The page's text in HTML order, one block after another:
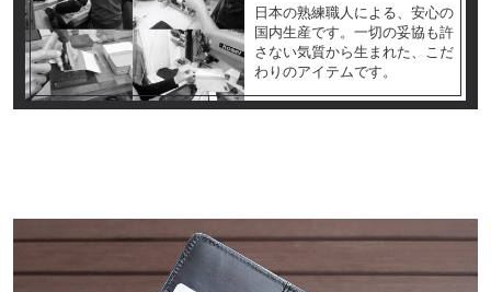
日本の熟練職人による、安心の
国内生産です。一切の妥協も許
さない気質から生まれた、こだ
わりのアイテムです。